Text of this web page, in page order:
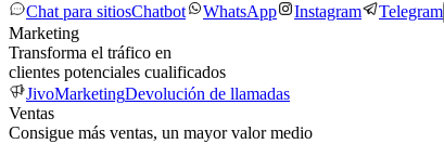
Chat para sitiosChatbot WhatsApp Instagram Telegram
Marketing
Transforma el tráfico en
clientes potenciales cualificados
JivoMarketingDevolución de llamadas
Ventas
Consigue más ventas, un mayor valor medio